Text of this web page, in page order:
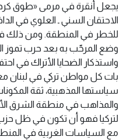
يجعل أنقرة في مرمى «طوق
الاحتقان السني ـ العلوي في
للخطر في المنطقة. ومن ذلك
واستذكار الضحايا الأتراك في
بات كل مواطن تركي في لبنان
سياستها المذهبية، ثقة
والمذاهب في منطقة الشرق
لتركيا فهو أن تكون في ظل حزب
مع السياسات الغربية في